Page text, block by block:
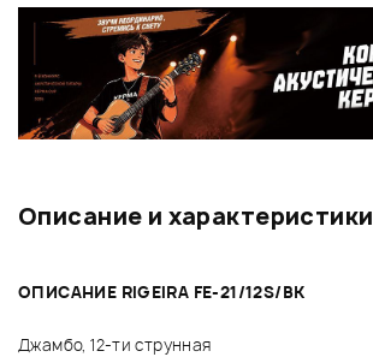
Описание и характеристики
ОПИСАНИЕ RIGEIRA FE-21/12S/BK
Джамбо, 12-ти струнная